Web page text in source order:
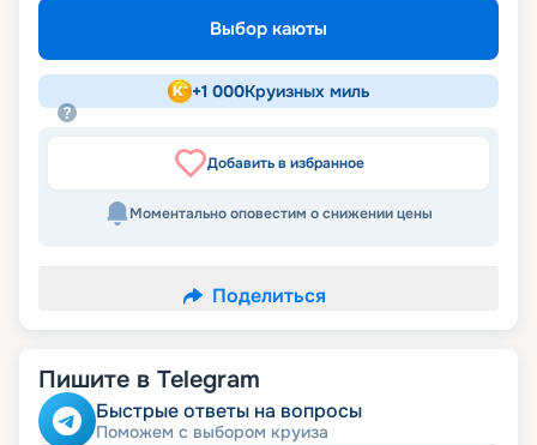
Выбор каюты
+1 000Круизных миль
Добавить в избранное
Моментально оповестим о снижении цены
Поделиться
Пишите в Telegram
Быстрые ответы на вопросы
Поможем с выбором круиза